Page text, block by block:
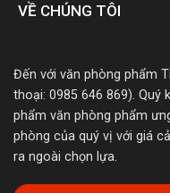
VỀ CHÚNG TÔI
Đến với văn phòng phẩm
thoại: 0985 646 869). Quý
phẩm văn phòng phẩm
phòng của quý vị với giá
ra ngoài chọn lựa.